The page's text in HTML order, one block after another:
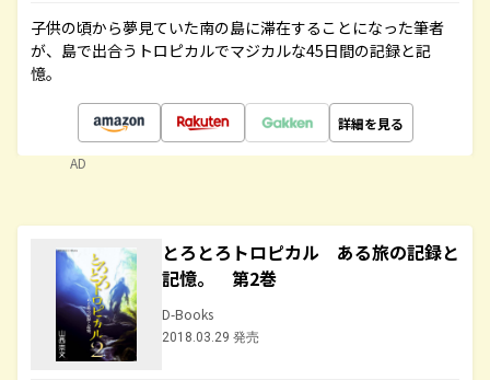
子供の頃から夢見ていた南の島に滞在することになった筆者
が、島で出合うトロピカルでマジカルな45日間の記録と記
憶。
詳細を見る
AD
とろとろトロピカル ある旅の記録と
記憶。 第2巻
D-Books
2018.03.29 発売